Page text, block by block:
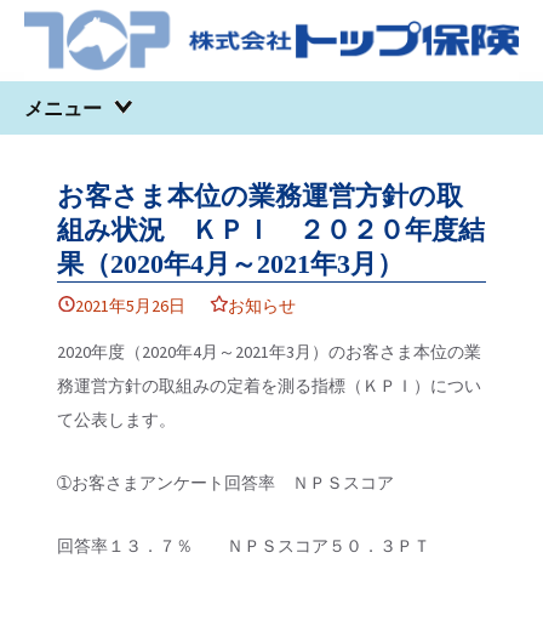
メニュー
お客さま本位の業務運営方針の取
組み状況 ＫＰＩ ２０２０年度結
果（2020年4月～2021年3月）
2021年5月26日 お知らせ
2020年度（2020年4月～2021年3月）のお客さま本位の業
務運営方針の取組みの定着を測る指標（ＫＰＩ）につい
て公表します。
➀お客さまアンケート回答率 ＮＰＳスコア
回答率１３．７％ ＮＰＳスコア５０．３ＰＴ